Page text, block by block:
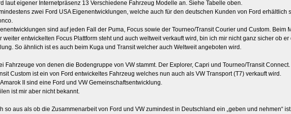
laut eigener Internetpräsenz 13 Verschiedene Fahrzeug Modelle an. Siehe Tabelle oben.
zwei Ford USA Eigenentwicklungen, welche auch für den deutschen Kunden von Ford erhältlich
sind auf jeden Fall der Puma, Focus sowie der Tourneo/Transit Courier und Custom. Beim
weiter entwickelten Focus Plattform steht und auch weltweit verkauft wird, bin ich mir nicht ganz sicher ob
So ähnlich ist es auch beim Kuga und Transit welcher auch Weltweit angeboten wird.
Fahrzeuge von denen die Bodengruppe von VW stammt. Der Explorer, Capri und Tourneo/Transit Connect.
Custom ist ein von Ford entwickeltes Fahrzeug welches nun auch als VW Transport (T7) verkauft wird.
II sind eine Ford und VW Gemeinschaftsentwicklung.
ist mir aber nicht bekannt.
so aus als ob die Zusammenarbeit von Ford und VW zumindest in Deutschland ein „geben und nehmen“